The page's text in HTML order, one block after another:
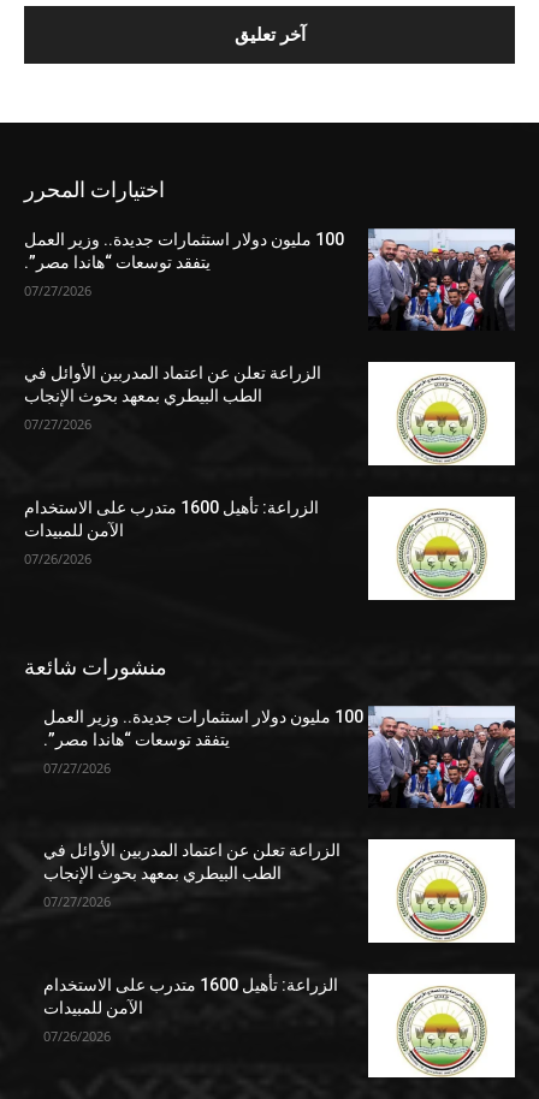
اختيارات المحرر
100 مليون دولار استثمارات جديدة.. وزير العمل
يتفقد توسعات “هاندا مصر”.
07/27/2026
الزراعة تعلن عن اعتماد المدربين الأوائل في
الطب البيطري بمعهد بحوث الإنجاب
07/27/2026
الزراعة: تأهيل 1600 متدرب على الاستخدام
الآمن للمبيدات
07/26/2026
منشورات شائعة
100 مليون دولار استثمارات جديدة.. وزير العمل
يتفقد توسعات “هاندا مصر”.
07/27/2026
الزراعة تعلن عن اعتماد المدربين الأوائل في
الطب البيطري بمعهد بحوث الإنجاب
07/27/2026
الزراعة: تأهيل 1600 متدرب على الاستخدام
الآمن للمبيدات
07/26/2026